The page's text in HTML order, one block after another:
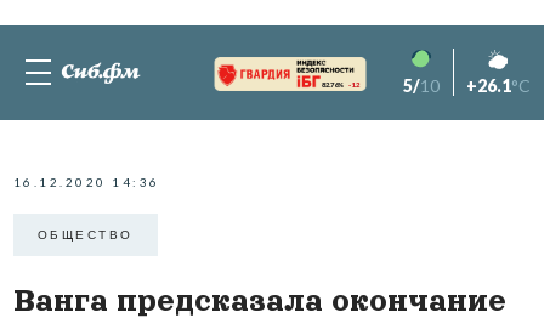
82.76% -1.2 5/10 +26.1°C
16.12.2020 14:36
ОБЩЕСТВО
Ванга предсказала окончание